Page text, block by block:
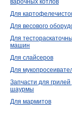
варочных котлов
Для
Для весового
Для
машин
Для слайсеров
Для
Запчасти для грилей
шаурмы
Для мармитов